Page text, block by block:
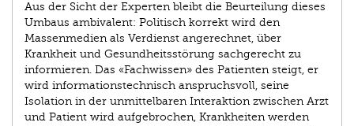
Aus der Sicht der Experten bleibt die Beurteilung dieses
Umbaus ambivalent: Politisch korrekt wird den
Massenmedien als Verdienst angerechnet, über
Krankheit und Gesundheitsstörung sachgerecht zu
informieren. Das «Fachwissen» des Patienten steigt, er
wird informationstechnisch anspruchsvoll, seine
Isolation in der unmittelbaren Interaktion zwischen Arzt
und Patient wird aufgebrochen, Krankheiten werden